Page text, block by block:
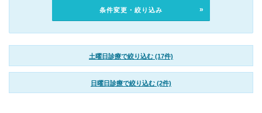
条件変更・絞り込み
土曜日診療で絞り込む (17件)
日曜日診療で絞り込む (2件)